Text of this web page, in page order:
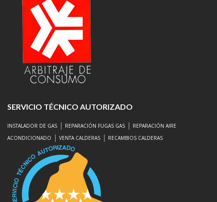
SERVICIO TÉCNICO AUTORIZADO
INSTALADOR DE GAS | REPARACIÓN FUGAS GAS | REPARACIÓN AIRE
ACONDICIONADO
| VENTA CALDERAS | RECAMBIOS CALDERAS